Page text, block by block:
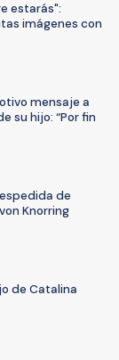
estarás":
imágenes con
mensaje a
su hijo: “Por fin
de
Knorring
de Catalina